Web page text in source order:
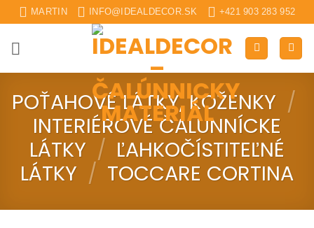
Skip
to
content
MARTIN INFO@IDEALDECOR.SK +421 903 283 952
POŤAHOVÉ LÁTKY, KOŽENKY /
INTERIÉROVÉ ČALUNNÍCKE
LÁTKY / ĽAHKOČÍSTITEĽNÉ
LÁTKY / TOCCARE CORTINA